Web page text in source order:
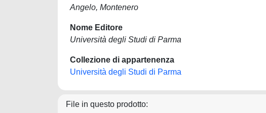
Angelo, Montenero
Nome Editore
Università degli Studi di Parma
Collezione di appartenenza
Università degli Studi di Parma
File in questo prodotto: